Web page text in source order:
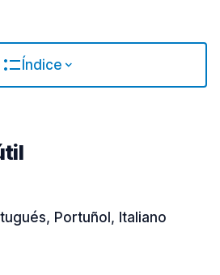
Índice
Portuñol, Italiano